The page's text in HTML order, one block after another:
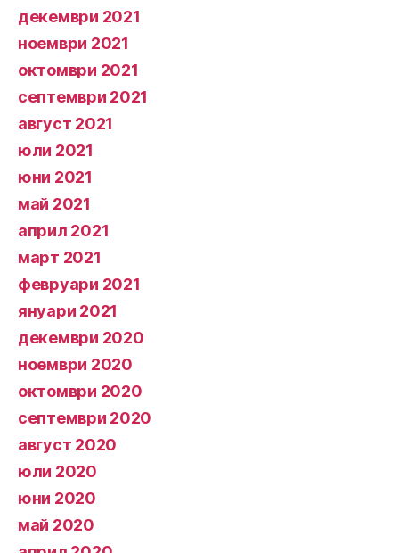
декември 2021
ноември 2021
октомври 2021
септември 2021
август 2021
юли 2021
юни 2021
май 2021
април 2021
март 2021
февруари 2021
януари 2021
декември 2020
ноември 2020
октомври 2020
септември 2020
август 2020
юли 2020
юни 2020
май 2020